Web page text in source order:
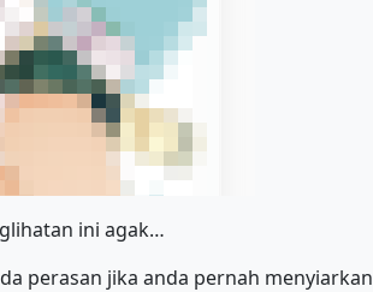
ini agak…
perasan jika anda pernah